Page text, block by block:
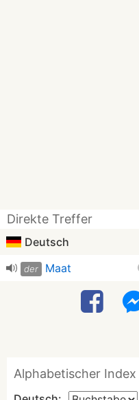
Direkte Treffer
Deutsch
der Maat
Alphabetischer Index